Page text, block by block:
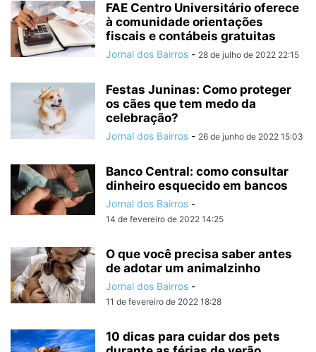
FAE Centro Universitário oferece
à comunidade orientações
fiscais e contábeis gratuitas
Jornal dos Bairros - 28 de julho de 2022 22:15
Festas Juninas: Como proteger
os cães que tem medo da
celebração?
Jornal dos Bairros - 26 de junho de 2022 15:03
Banco Central: como consultar
dinheiro esquecido em bancos
Jornal dos Bairros -
14 de fevereiro de 2022 14:25
O que você precisa saber antes
de adotar um animalzinho
Jornal dos Bairros -
11 de fevereiro de 2022 18:28
10 dicas para cuidar dos pets